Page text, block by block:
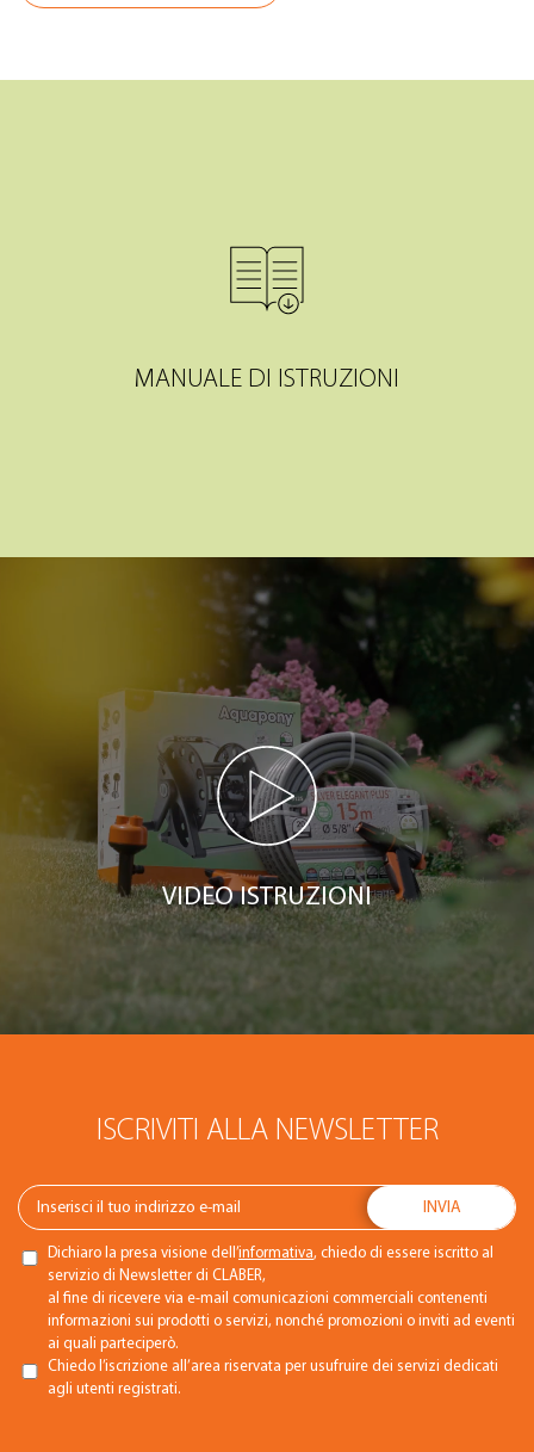
MANUALE DI ISTRUZIONI
VIDEO ISTRUZIONI
ISCRIVITI ALLA NEWSLETTER
Dichiaro la presa visione dell’informativa, chiedo di essere iscritto al
servizio di Newsletter di CLABER,
al fine di ricevere via e-mail comunicazioni commerciali contenenti
informazioni sui prodotti o servizi, nonché promozioni o inviti ad eventi
ai quali parteciperò.
Chiedo l’iscrizione all’area riservata per usufruire dei servizi dedicati
agli utenti registrati.